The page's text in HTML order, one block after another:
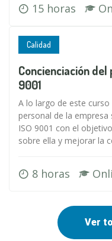
15 horas
Calidad
Concienciación
9001
A lo largo de este
personal de la
ISO 9001 con el
sobre ella y mejorar la
8 horas
Ver